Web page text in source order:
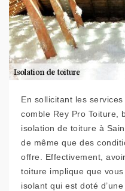
En sollicitant les
comble Rey Pro Toiture,
isolation de toiture à
de même que des
offre. Effectivement,
toiture implique que
isolant qui est doté